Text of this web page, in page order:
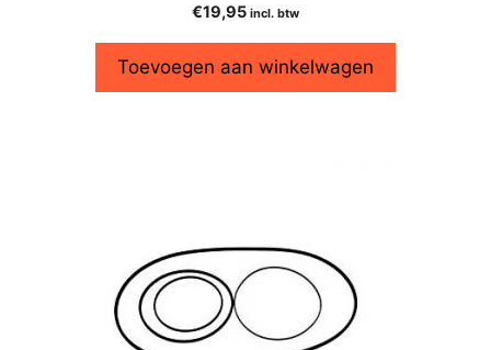
€19,95 incl. btw
Toevoegen aan winkelwagen